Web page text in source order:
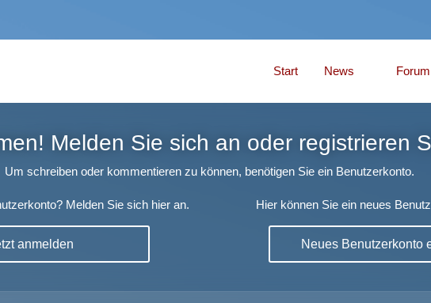
Start News Forum
Melden Sie sich an oder registrieren
Um schreiben oder kommentieren zu können, benötigen Sie ein Benutzerkonto.
Melden Sie sich hier an.
anmelden
Hier können Sie ein neues
Neues Benutzerkonto